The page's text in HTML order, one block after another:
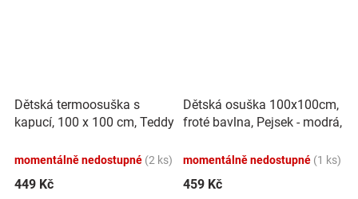
Dětská termoosuška s
kapucí, 100 x 100 cm, Teddy
momentálně nedostupné (2 ks)
449 Kč
Dětská osuška 100x100cm,
froté bavlna, Pejsek - modrá,
momentálně nedostupné (1 ks)
459 Kč